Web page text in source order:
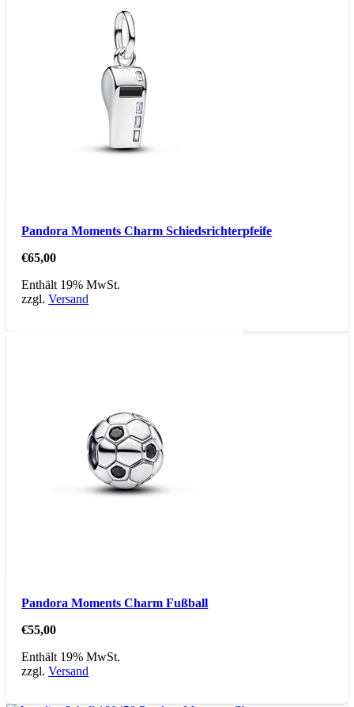
Pandora Moments Charm Schiedsrichterpfeife
€65,00
Enthält 19% MwSt.
zzgl.Versand
Pandora Moments Charm Fußball
€55,00
Enthält 19% MwSt.
zzgl.Versand